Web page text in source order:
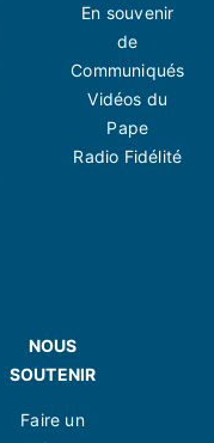
En souvenir
de
Communiqués
Vidéos du
Pape
Radio Fidélité
NOUS
SOUTENIR
Faire un